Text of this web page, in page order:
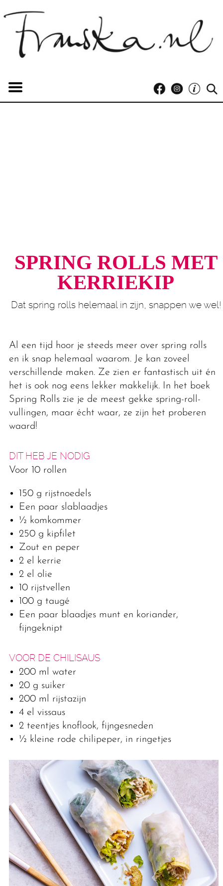
SPRING ROLLS MET
KERRIEKIP
Dat spring rolls helemaal in zijn, snappen we wel!
Al een tijd hoor je steeds meer over spring rolls
en ik snap helemaal waarom. Je kan zoveel
verschillende maken. Ze zien er fantastisch uit én
het is ook nog eens lekker makkelijk. In het boek
Spring Rolls zie je de meest gekke spring-roll-
vullingen, maar écht waar, ze zijn het proberen
waard!
DIT HEB JE NODIG
Voor 10 rollen
150 g rĳstnoedels
Een paar slablaadjes
½ komkommer
250 g kipfilet
Zout en peper
2 el kerrie
2 el olie
10 rĳstvellen
100 g taugé
Een paar blaadjes munt en koriander,
fijngeknipt
VOOR DE CHILISAUS
200 ml water
20 g suiker
200 ml rĳstazĳn
4 el vissaus
2 teentjes knoflook, fijngesneden
½ kleine rode chilipeper, in ringetjes